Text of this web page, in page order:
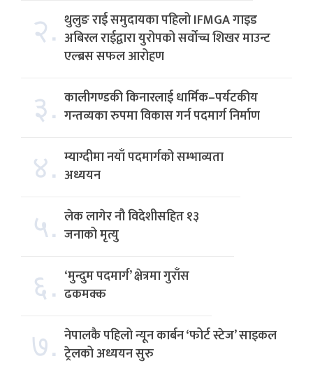
२. थुलुङ राई समुदायका पहिलो IFMGA गाइड
अबिरल राईद्वारा युरोपको सर्वोच्च शिखर माउन्ट
एल्ब्रस सफल आरोहण
३. कालीगण्डकी किनारलाई धार्मिक–पर्यटकीय
गन्तव्यका रुपमा विकास गर्न पदमार्ग निर्माण
४. म्याग्दीमा नयाँ पदमार्गको सम्भाव्यता
अध्ययन
५. लेक लागेर नौ विदेशीसहित १३
जनाको मृत्यु
६. ‘मुन्दुम पदमार्ग’ क्षेत्रमा गुराँस
ढकमक्क
७. नेपालकै पहिलो न्यून कार्बन ‘फोर्ट स्टेज’ साइकल
ट्रेलको अध्ययन सुरु